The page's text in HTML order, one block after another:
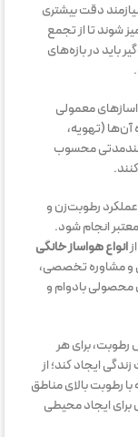
دقت بیشتری
شوند تا از تجمع
باید در بازه‌های
معمولی
آن‌ها (تهویه،
محسوب
رطوبت‌زن و
انجام شود.
انواع هواساز خانگی
و مشاوره تخصصی،
محصولی بادوام و
رطوبت، برای هر
ایجاد کند؛ از
رطوبت بالای مناطق
ایجاد محیطی